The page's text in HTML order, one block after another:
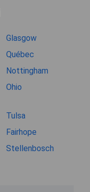
Glasgow
Québec
Nottingham
Ohio
Tulsa
Fairhope
Stellenbosch